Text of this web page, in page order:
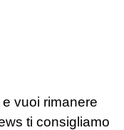
vuoi rimanere
ti consigliamo